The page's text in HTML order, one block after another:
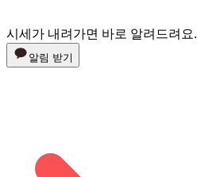
시세가 내려가면 바로 알려드려요.
알림 받기